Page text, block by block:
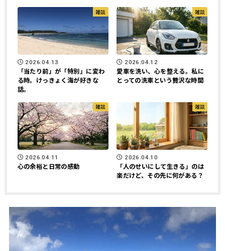
雑談
2026.04.13
「当たり前」が「特別」に変わ
る時。けっきょく海が好きな
話。
雑談
2026.04.12
愛車を洗い、心を整える。私に
とっての洗車という贅沢な時間
雑談
2026.04.11
心の余裕と日常の感動
雑談
2026.04.10
「人のせいにして生きる」のは
楽だけど、その先に何がある？